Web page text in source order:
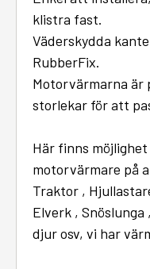
klistra fast.
Väderskydda
RubberFix.
Motorvärmarna är
storlekar för att
Här finns
motorvärmare på
Traktor ,
Elverk ,
djur osv, vi har